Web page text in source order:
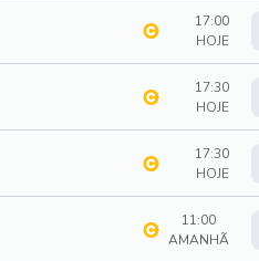
17:00
HOJE
17:30
HOJE
17:30
HOJE
11:00
AMANHÃ